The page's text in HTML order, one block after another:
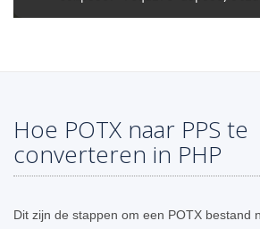
Hoe POTX naar PPS te
converteren in PHP
Dit zijn de stappen om een ​​POTX bestand